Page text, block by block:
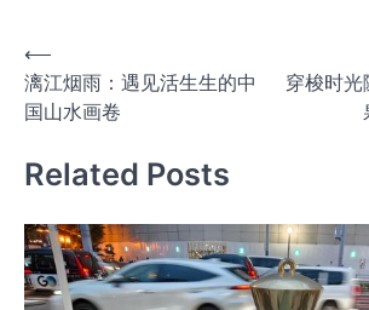
文
章
导
航
⟵
漓江烟雨：遇见活生生的中
国山水画卷
穿梭时
Related Posts